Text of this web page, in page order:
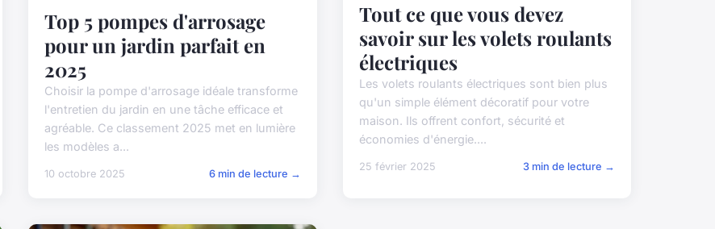
Top 5 pompes d'arrosage
pour un jardin parfait en
2025
Choisir la pompe d'arrosage idéale transforme
l'entretien du jardin en une tâche efficace et
agréable. Ce classement 2025 met en lumière
les modèles a...
10 octobre 2025 6 min de lecture →
Tout ce que vous devez
savoir sur les volets roulants
électriques
Les volets roulants électriques sont bien plus
qu'un simple élément décoratif pour votre
maison. Ils offrent confort, sécurité et
économies d'énergie....
25 février 2025 3 min de lecture →